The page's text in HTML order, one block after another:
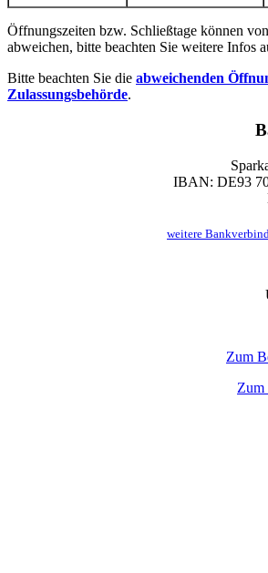
Öffnungszeiten bzw. Schließtage können
abweichen, bitte beachten Sie weitere Infos
Bitte beachten Sie die abweichenden
Zulassungsbehörde.
IBAN: DE93
weitere
Zum
Zum